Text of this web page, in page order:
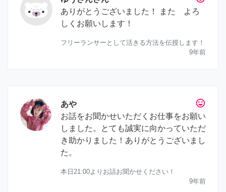
ありがとうございました！ また よろ
しくお願いします！
フリーランサーとして活きる方法を伝授します！
9年前
tag_faces
あや
お話をお聞かせいただくお仕事をお願い
しました。とても誠実に向かっていただ
き助かりました！ありがとうございまし
た。
本日21:00よりお話お聞かせください！
9年前